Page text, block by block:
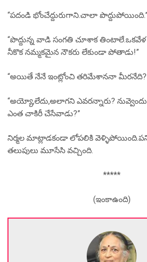
“పదండి భోంచేద్దురుగాని.చాలా పొద్దుపోయింది.”
“పొద్దున్న వాడి సంగతి చూశాక
నీకొక నమ్మకమైన నౌకరు లేకుండా పోతాడు!”
“అయితే నేనే ఇంట్లోంచి తరిమేశాననా
“అయ్యో,లేదు,అలాగని ఎవరన్నారు?
ఎంత చాకిరీ చేసేవాడు?”
నిర్మల మాట్లాడకండా లోపలికి
తలుపులు మూసేసి వచ్చింది.
*****
(ఇంకాఉంది)